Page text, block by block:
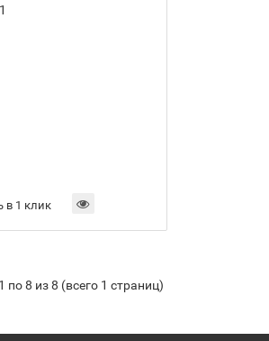
в 1 клик
по 8 из 8 (всего 1 страниц)